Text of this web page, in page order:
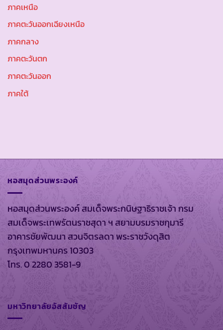
ภาคเหนือ
ภาคตะวันออกเฉียงเหนือ
ภาคกลาง
ภาคตะวันตก
ภาคตะวันออก
ภาคใต้
หอสมุดส่วนพระองค์
หอสมุดส่วนพระองค์ สมเด็จพระกนิษฐาธิราชเจ้า กรม
สมเด็จพระเทพรัตนราชสุดา ฯ สยามบรมราชกุมารี
อาคารชัยพัฒนา สวนจิตรลดา พระราชวังดุสิต
กรุงเทพมหานคร 10303
โทร. 0 2280 3581-9
มหาวิทยาลัยอัสสัมชัญ